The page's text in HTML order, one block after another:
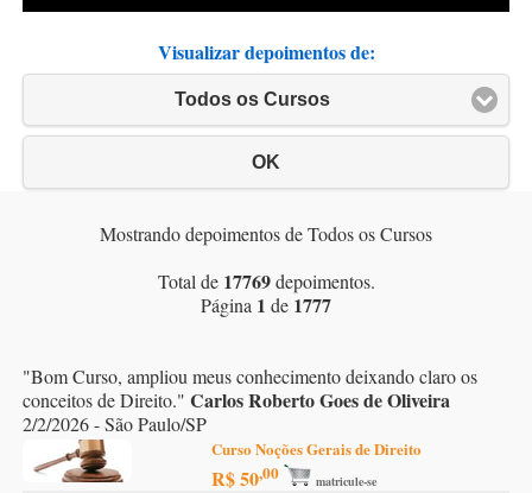
Visualizar depoimentos de:
Todos os Cursos
OK
Mostrando depoimentos de Todos os Cursos
Total de 17769depoimentos.
Página 1 de 1777
"Bom Curso, ampliou meus conhecimento deixando claro os
conceitos de Direito." Carlos Roberto Goes de Oliveira
2/2/2026 - São Paulo/SP
Curso Noções Gerais de Direito
R$ 50,00 matricule-se